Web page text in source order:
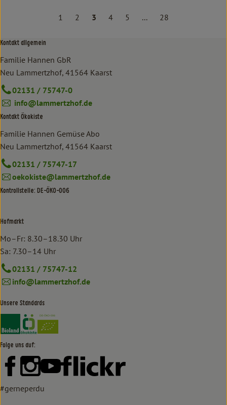
1 2 3 4 5 ... 28
Kontakt allgemein
Familie Hannen GbR
Neu Lammertzhof, 41564 Kaarst
02131 / 75747-0
info@lammertzhof.de
Kontakt Ökokiste
Familie Hannen Gemüse Abo
Neu Lammertzhof, 41564 Kaarst
02131 / 75747-17
oekokiste@lammertzhof.de
Kontrollstelle: DE-ÖKO-006
Hofmarkt
Mo–Fr: 8.30–18.30 Uhr
Sa: 7.30–14 Uhr
02131 / 75747-12
info@lammertzhof.de
Unsere Standards
Externer Link zu https://www.bioland.de/verbraucher
Externer Link zu https://www.oekokiste.de/
Folge uns auf:
Externer Link zu https://www.facebook.com/lammertzhof/
Externer Link zu https://www.instagram.com/
Externer Link zu https://www.youtube.com/
Externer Link zu https://
#gerneperdu